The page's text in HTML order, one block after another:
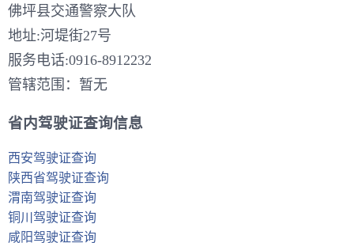
佛坪县交通警察大队
地址:河堤街27号
服务电话:0916-8912232
管辖范围：暂无
省内驾驶证查询信息
西安驾驶证查询
陕西省驾驶证查询
渭南驾驶证查询
铜川驾驶证查询
咸阳驾驶证查询